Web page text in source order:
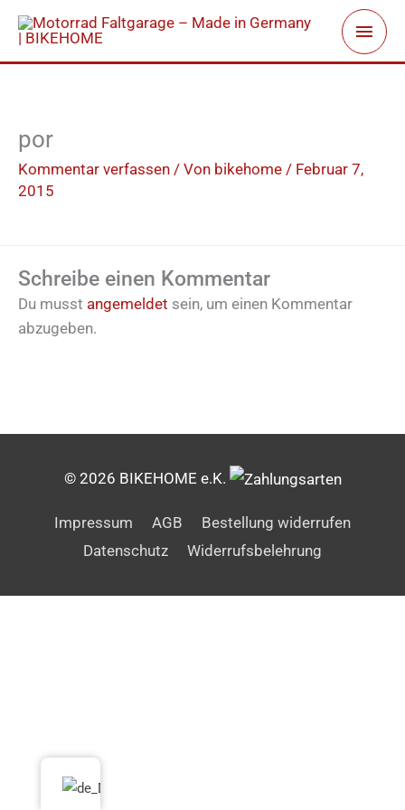
Zum
Inhalt
springen
por
Kommentar verfassen / Von bikehome / Februar 7,
2015
Schreibe einen Kommentar
Du musst angemeldet sein, um einen Kommentar
abzugeben.
© 2026 BIKEHOME e.K.
Impressum AGB
Bestellung widerrufen
Datenschutz
Widerrufsbelehrung